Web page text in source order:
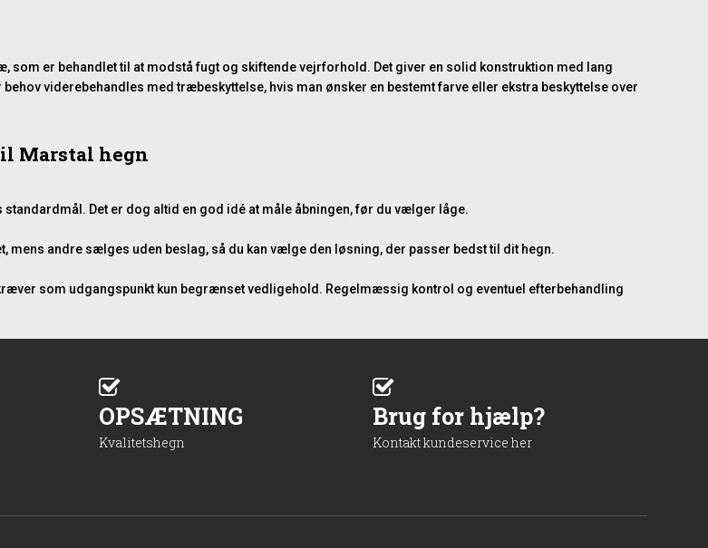
er behandlet til at modstå fugt og skiftende vejrforhold. Det giver en solid konstruktion med lang
viderebehandles med træbeskyttelse, hvis man ønsker en bestemt farve eller ekstra beskyttelse over
Marstal hegn
Det er dog altid en god idé at måle åbningen, før du vælger låge.
andre sælges uden beslag, så du kan vælge den løsning, der passer bedst til dit hegn.
som udgangspunkt kun begrænset vedligehold. Regelmæssig kontrol og eventuel efterbehandling
OPSÆTNING
Kvalitetshegn
Brug for hjælp?
Kontakt kundeservice her